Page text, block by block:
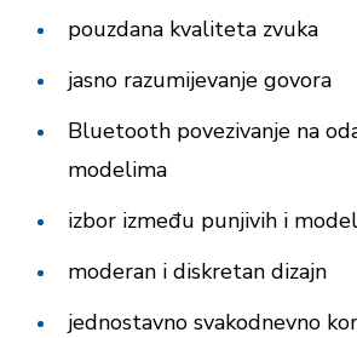
pouzdana kvaliteta zvuka
jasno razumijevanje govora
Bluetooth povezivanje na
modelima
izbor između punjivih i
moderan i diskretan dizajn
jednostavno svakodnevno